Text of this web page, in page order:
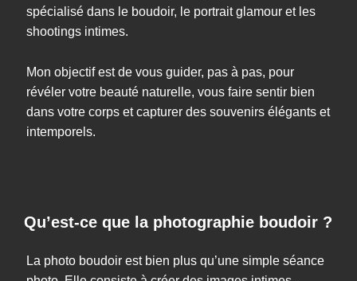
spécialisé dans le boudoir, le portrait glamour et les
shootings intimes.
Mon objectif est de vous guider, pas à pas, pour
révéler votre beauté naturelle, vous faire sentir bien
dans votre corps et capturer des souvenirs élégants et
intemporels.
Qu’est-ce que la photographie boudoir ?
La photo boudoir est bien plus qu’une simple séance